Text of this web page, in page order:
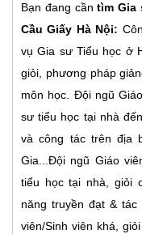
Bạn đang cầntìm Gia
Cầu Giấy Hà Nội:
vụ Gia sư Tiểu học ở
giỏi, phương pháp
môn học. Đội ngũ
sư tiểu học tại nhà
và công tác trên địa
Gia...Đội ngũ Giáo
tiểu học tại nhà, giỏi
năng truyền đạt &
viên/Sinh viên khá,